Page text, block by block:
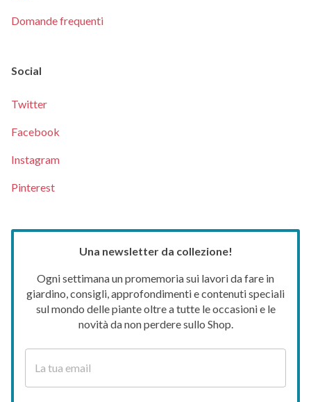
Domande frequenti
Social
Twitter
Facebook
Instagram
Pinterest
Una newsletter da collezione!
Ogni settimana un promemoria sui lavori da fare in
giardino, consigli, approfondimenti e contenuti speciali
sul mondo delle piante oltre a tutte le occasioni e le
novità da non perdere sullo Shop.